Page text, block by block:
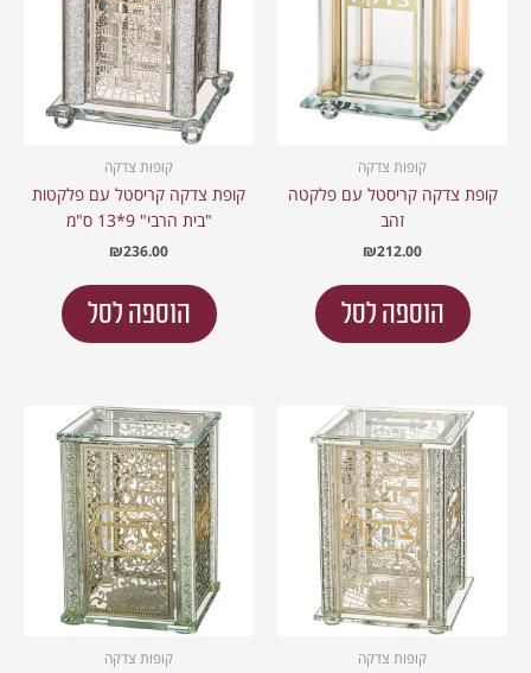
קופות צדקה
קופת צדקה קריסטל עם פלקטה
זהב
₪212.00
הוספה לסל
קופות צדקה
קופת צדקה קריסטל עם פלקטות
"בית הרבי" 9*13 ס"מ
₪236.00
הוספה לסל
קופות צדקה קופות צדקה